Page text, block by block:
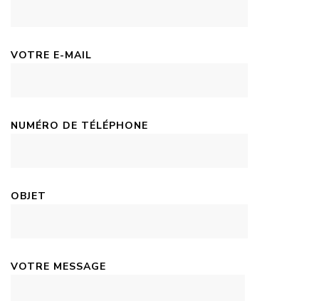
VOTRE E-MAIL
NUMÉRO DE TÉLÉPHONE
OBJET
VOTRE MESSAGE